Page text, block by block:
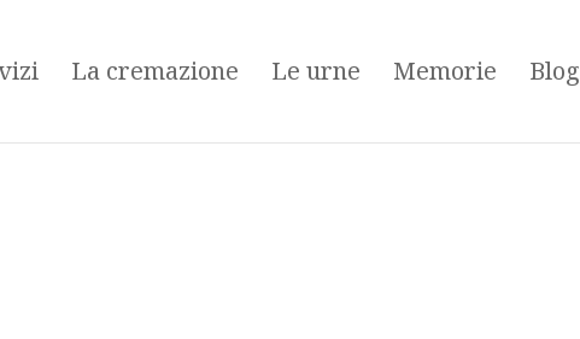
La cremazione Le urne Memorie Blog